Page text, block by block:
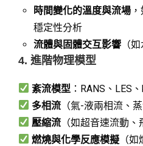
時間變化的溫度與流場
穩定性分析
流體與固體交互影響 （
4. 進階物理模型
紊流模型 ：RANS、LES
多相流 （氣-液兩相流、
壓縮流 （如超音速流動、
燃燒與化學反應模擬 （